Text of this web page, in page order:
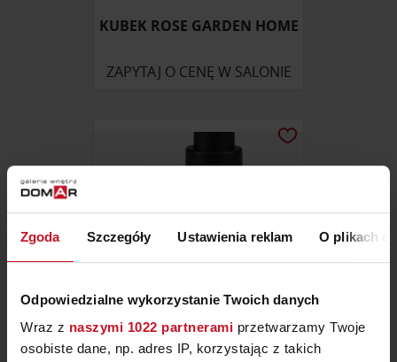
Zgoda Szczegóły Ustawienia reklam O plikach
Odpowiedzialne wykorzystanie Twoich danych
Wraz z naszymi 1022 partnerami przetwarzamy Twoje
osobiste dane, np. adres IP, korzystając z takich
KUBEK ROSE GARDEN HOME
ZAPYTAJ O CENĘ W SALONIE
DOZOWNIK DO MYDŁA